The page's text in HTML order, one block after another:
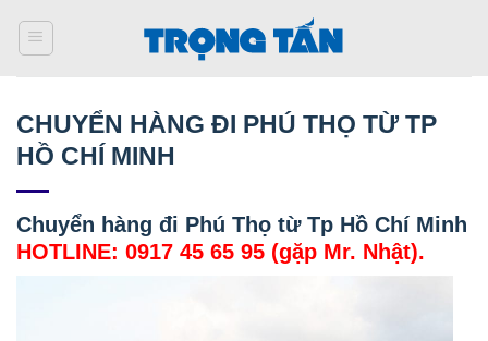
qua
CHUYỂN HÀNG ĐI PHÚ THỌ TỪ TP
HỒ CHÍ MINH
Chuyển hàng đi Phú Thọ từ Tp Hồ Chí Minh
HOTLINE: 0917 45 65 95 (gặp Mr. Nhật).